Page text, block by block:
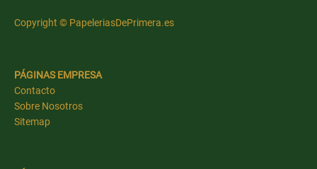
Copyright © PapeleriasDePrimera.es
PÁGINAS EMPRESA
Contacto
Sobre Nosotros
Sitemap